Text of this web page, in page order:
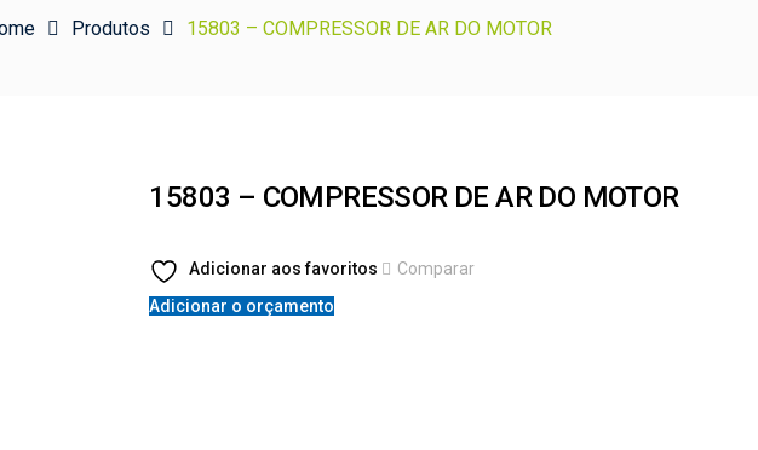
Produtos 15803 – COMPRESSOR DE AR DO MOTOR
15803 – COMPRESSOR DE AR DO MOTOR
Adicionar aos favoritos
Comparar
Adicionar o orçamento